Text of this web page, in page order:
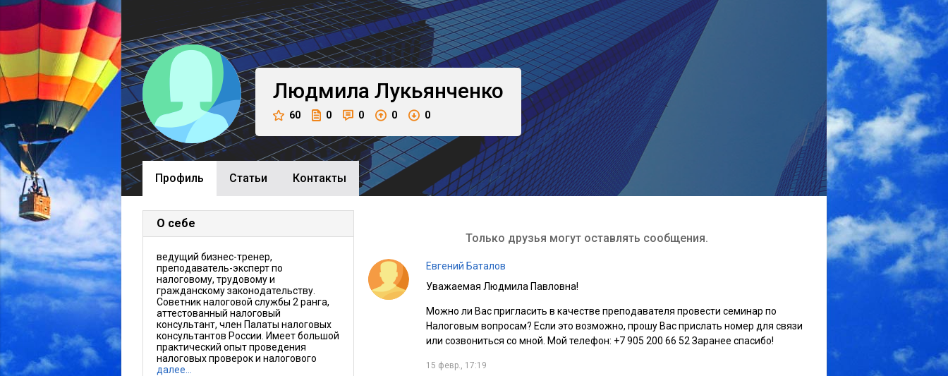
Людмила Лукьянченко
60 0 0 0 0
Профиль Cтатьи Контакты
О себе
ведущий бизнес-тренер,
преподаватель-эксперт по
налоговому, трудовому и
гражданскому законодательству.
Советник налоговой службы 2 ранга,
аттестованный налоговый
консультант, член Палаты налоговых
консультантов России. Имеет большой
практический опыт проведения
налоговых проверок и налогового
далее…
Только друзья могут оставлять сообщения.
Евгений Баталов
Уважаемая Людмила Павловна!
Можно ли Вас пригласить в качестве преподавателя провести семинар по
Налоговым вопросам? Если это возможно, прошу Вас прислать номер для связи
или созвониться со мной. Мой телефон: +7 905 200 66 52 Заранее спасибо!
15 февр., 17:19